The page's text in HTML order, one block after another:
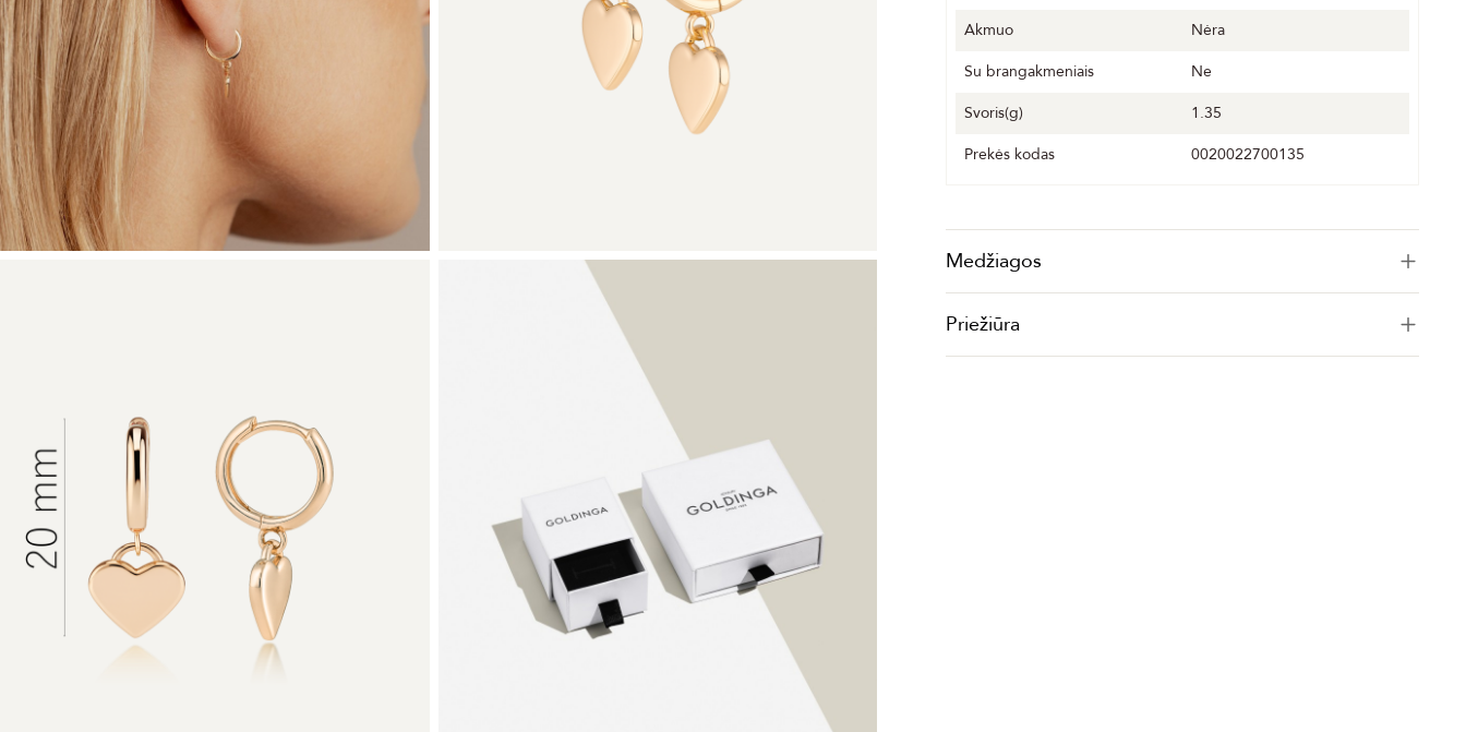
Akmuo
Nėra
Su brangakmeniais
Ne
Svoris(g)
1.35
Prekės kodas
0020022700135
Medžiagos
Priežiūra